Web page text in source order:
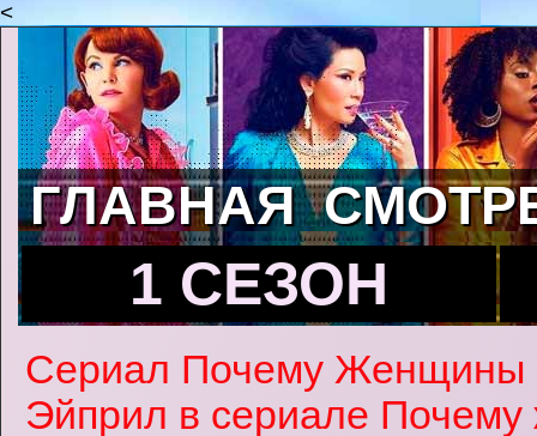
<
ГЛАВНАЯ
1 СЕЗОН
Сериал Почему Женщины
Эйприл в сериале